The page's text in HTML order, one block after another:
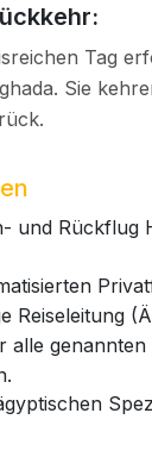
Tag
Sie
und Rückflug
Reiseleitung
alle genannten